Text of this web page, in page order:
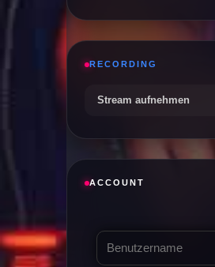
RECORDING
Stream aufnehmen
ACCOUNT